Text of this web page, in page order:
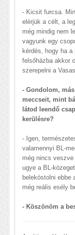
- Kicsit furcsa.
elérjük a célt, a
még mindig nem
vagyunk egy
kérdés, hogy ha
felsőházba akkor
szerepelni a
- Gondolom,
meccseit, mint
látod leendő
kerülésre?
- Igen,
valamennyi BL-
még nincs
ugye a BL-
belekóstolni ebbe
még reális esély
- Köszönöm a